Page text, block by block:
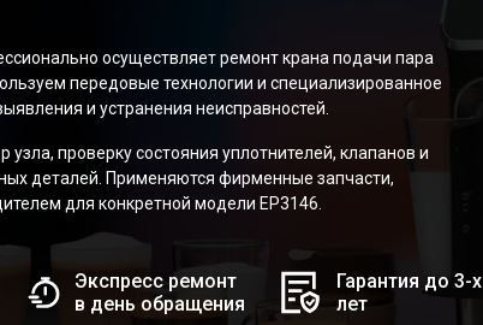
осуществляет ремонт крана подачи пара
передовые технологии и специализированное
и устранения неисправностей.
узла, проверку состояния уплотнителей, клапанов и
деталей. Применяются фирменные запчасти,
для конкретной модели EP3146.
Экспресс ремонт
в день обращения
Гарантия до 3-х
лет